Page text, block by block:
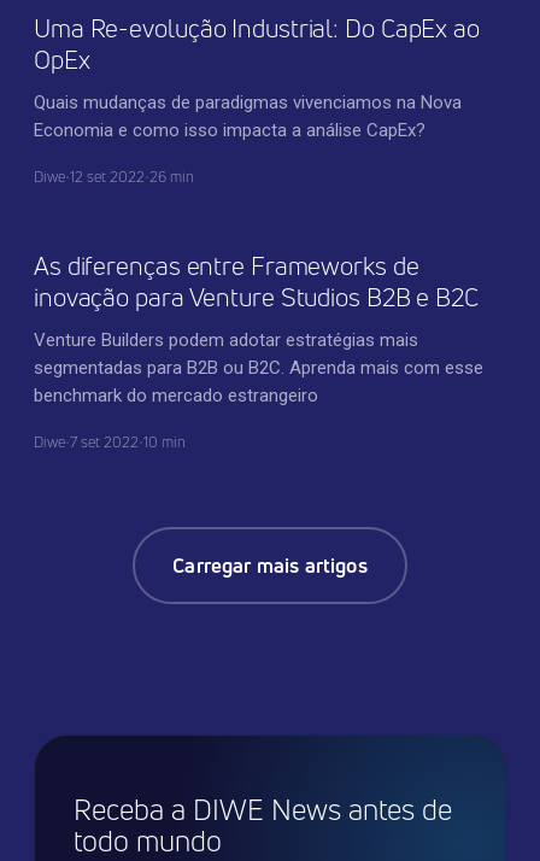
Uma Re-evolução Industrial: Do CapEx ao
OpEx
Quais mudanças de paradigmas vivenciamos na Nova
Economia e como isso impacta a análise CapEx?
Diwe•12 set 2022•26 min
INOVAÇÃO CORPORATIVA
As diferenças entre Frameworks de
inovação para Venture Studios B2B e B2C
Venture Builders podem adotar estratégias mais
segmentadas para B2B ou B2C. Aprenda mais com esse
benchmark do mercado estrangeiro
Diwe•7 set 2022•10 min
Carregar mais artigos
Receba a DIWE News antes de
todo mundo